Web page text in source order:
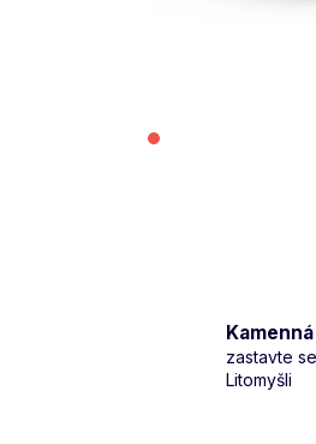
zastavte
Litomyšli